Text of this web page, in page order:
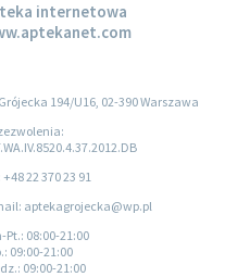
internetowa
194/U16, 02-390 Warszawa
+48 22 370 23 91
aptekagrojecka@wp.pl
Pt.: 08:00-21:00
: 09:00-21:00
: 09:00-21:00